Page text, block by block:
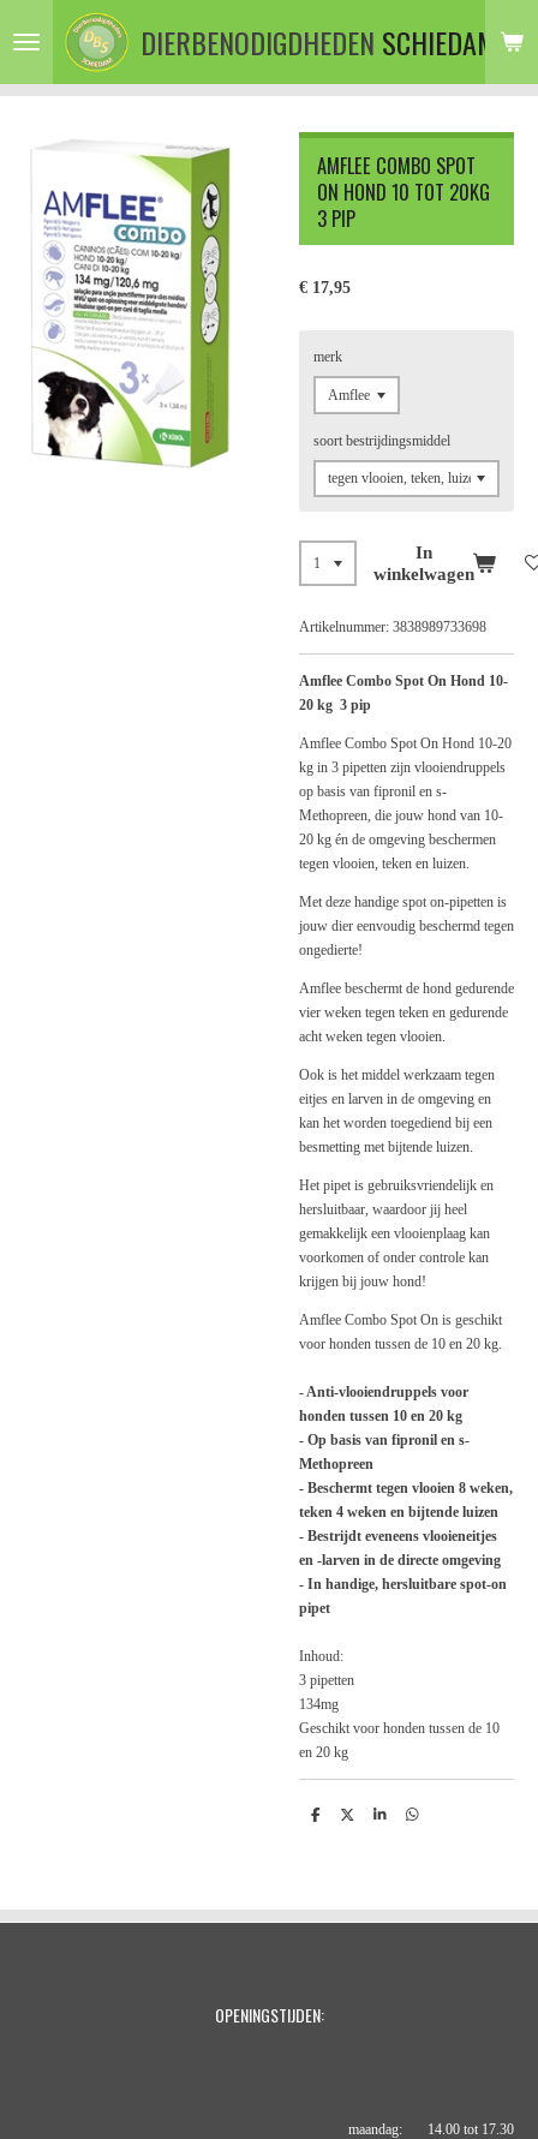
direct
de
DIERBENODIGDHEDEN SCHIEDAM
AMFLEE COMBO SPOT
ON HOND 10 TOT 20KG
3 PIP
€ 17,95
merk
soort bestrijdingsmiddel
In
winkelwagen
Artikelnummer: 3838989733698
Amflee Combo Spot On Hond 10-
20 kg 3 pip
Amflee Combo Spot On Hond 10-20
kg in 3 pipetten zijn vlooiendruppels
op basis van fipronil en s-
Methopreen, die jouw hond van 10-
20 kg én de omgeving beschermen
tegen vlooien, teken en luizen.
Met deze handige spot on-pipetten is
jouw dier eenvoudig beschermd tegen
ongedierte!
Amflee beschermt de hond gedurende
vier weken tegen teken en gedurende
acht weken tegen vlooien.
Ook is het middel werkzaam tegen
eitjes en larven in de omgeving en
kan het worden toegediend bij een
besmetting met bijtende luizen.
Het pipet is gebruiksvriendelijk en
hersluitbaar, waardoor jij heel
gemakkelijk een vlooienplaag kan
voorkomen of onder controle kan
krijgen bij jouw hond!
Amflee Combo Spot On is geschikt
voor honden tussen de 10 en 20 kg.
- Anti-vlooiendruppels voor
honden tussen 10 en 20 kg
- Op basis van fipronil en s-
Methopreen
- Beschermt tegen vlooien 8 weken,
teken 4 weken en bijtende luizen
- Bestrijdt eveneens vlooieneitjes
en -larven in de directe omgeving
- In handige, hersluitbare spot-on
pipet
Inhoud:
3 pipetten
134mg
Geschikt voor honden tussen de 10
en 20 kg
D
D
S
D
OPENINGSTIJDEN:
maandag: 14.00 tot 17.30